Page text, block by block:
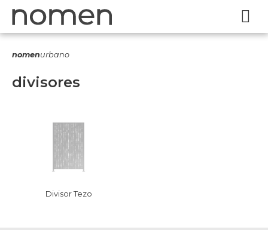
nomenurbano
divisores
Divisor Tezo